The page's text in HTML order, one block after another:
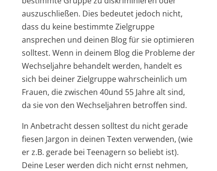
auszuschließen. Dies bedeutet jedoch nicht,
dass du keine bestimmte Zielgruppe
ansprechen und deinen Blog für sie optimieren
solltest. Wenn in deinem Blog die Probleme der
Wechseljahre behandelt werden, handelt es
sich bei deiner Zielgruppe wahrscheinlich um
Frauen, die zwischen 40und 55 Jahre alt sind,
da sie von den Wechseljahren betroffen sind.
In Anbetracht dessen solltest du nicht gerade
fiesen Jargon in deinen Texten verwenden, (wie
er z.B. gerade bei Teenagern so beliebt ist).
Deine Leser werden dich nicht ernst nehmen,